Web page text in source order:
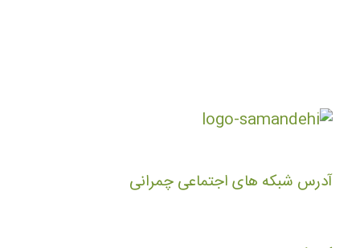
آدرس شبکه های اجتماعی چمرانی